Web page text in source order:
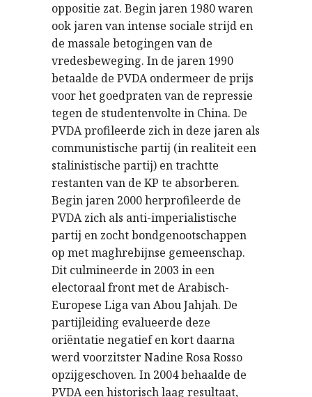
oppositie zat. Begin jaren 1980 waren
ook jaren van intense sociale strijd en
de massale betogingen van de
vredesbeweging. In de jaren 1990
betaalde de PVDA ondermeer de prijs
voor het goedpraten van de repressie
tegen de studentenvolte in China. De
PVDA profileerde zich in deze jaren als
communistische partij (in realiteit een
stalinistische partij) en trachtte
restanten van de KP te absorberen.
Begin jaren 2000 herprofileerde de
PVDA zich als anti-imperialistische
partij en zocht bondgenootschappen
op met maghrebijnse gemeenschap.
Dit culmineerde in 2003 in een
electoraal front met de Arabisch-
Europese Liga van Abou Jahjah. De
partijleiding evalueerde deze
oriëntatie negatief en kort daarna
werd voorzitster Nadine Rosa Rosso
opzijgeschoven. In 2004 behaalde de
PVDA een historisch laag resultaat,